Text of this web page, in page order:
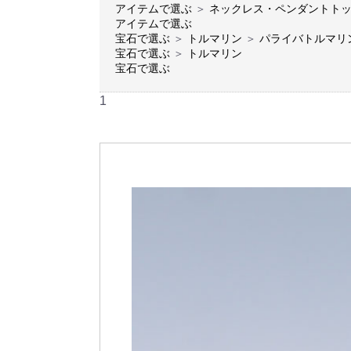
アイテムで選ぶ ＞ ネックレス・ペンダントト
アイテムで選ぶ
宝石で選ぶ ＞ トルマリン ＞ パライバトルマリ
宝石で選ぶ ＞
トルマリン
宝石で選ぶ
1